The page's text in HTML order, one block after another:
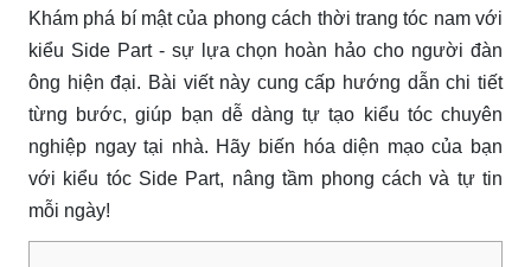
Khám phá bí mật của phong cách thời trang tóc nam với
kiểu Side Part - sự lựa chọn hoàn hảo cho người đàn
ông hiện đại. Bài viết này cung cấp hướng dẫn chi tiết
từng bước, giúp bạn dễ dàng tự tạo kiểu tóc chuyên
nghiệp ngay tại nhà. Hãy biến hóa diện mạo của bạn
với kiểu tóc Side Part, nâng tầm phong cách và tự tin
mỗi ngày!